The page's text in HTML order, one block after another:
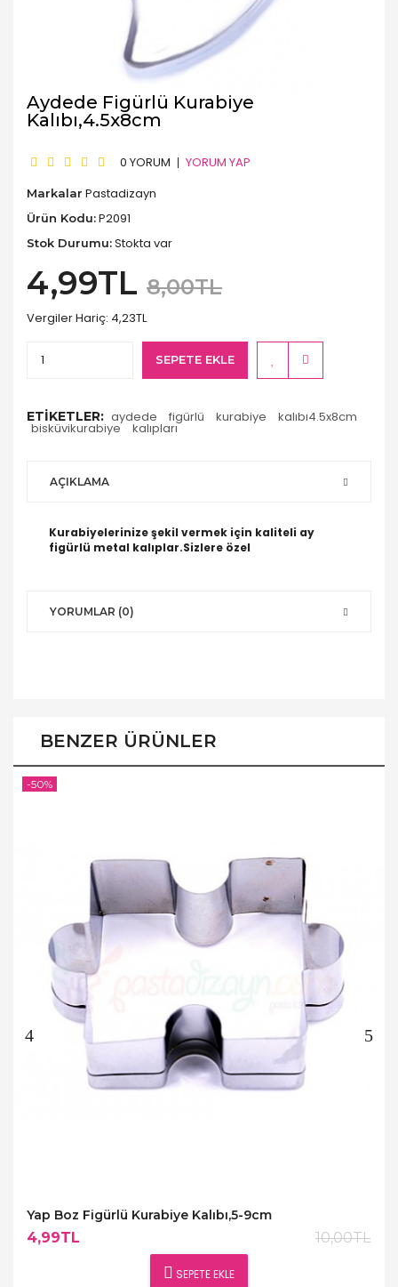
Aydede Figürlü Kurabiye
Kalıbı,4.5x8cm
0 YORUM YORUM YAP
Markalar Pastadizayn
Ürün Kodu:P2091
Stok Durumu:Stokta var
4,99TL 8,00TL
Vergiler Hariç: 4,23TL
SEPETE EKLE
ETIKETLER: aydede figürlü kurabiye kalıbı4.5x8cm
bisküvikurabiye kalıpları
AÇIKLAMA
Kurabiyelerinize şekil vermek için kaliteli ay
figürlü metal kalıplar.Sizlere özel
YORUMLAR (0)
BENZER ÜRÜNLER
Yap Boz Figürlü Kurabiye Kalıbı,5-9cm
4,99TL 10,00TL
SEPETE EKLE
-50%